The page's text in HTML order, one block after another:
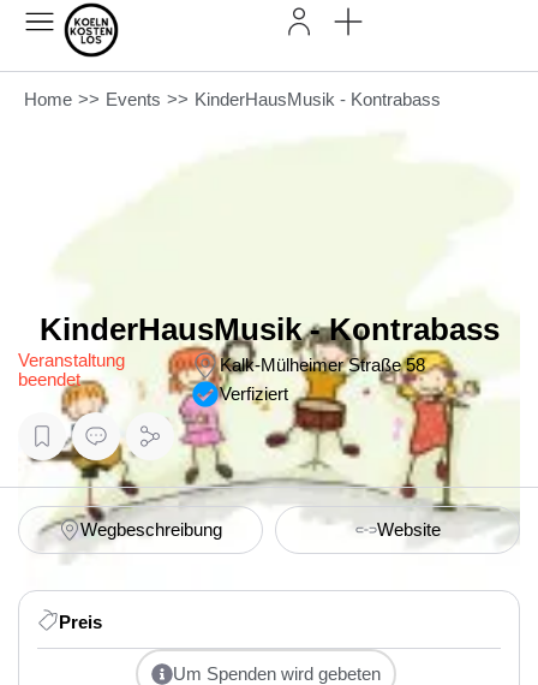
Home >> Events >> KinderHausMusik - Kontrabass
KinderHausMusik - Kontrabass
Veranstaltung
beendet
Kalk-Mülheimer Straße 58
Verfiziert
Wegbeschreibung Website
Preis
Um Spenden wird gebeten